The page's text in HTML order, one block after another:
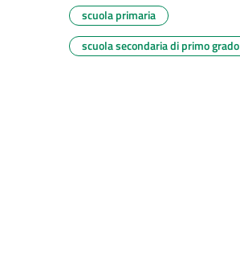
scuola primaria
scuola secondaria di primo grado